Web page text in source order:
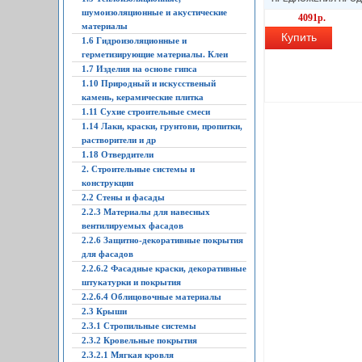
шумоизоляционные и акустические
материалы
1.6 Гидроизоляционные и
герметизирующие материалы. Клеи
1.7 Изделия на основе гипса
1.10 Природный и искусственый
камень, керамические плитка
1.11 Сухие строительные смеси
1.14 Лаки, краски, грунтови, пропитки,
растворители и др
1.18 Отвердители
2. Строительные системы и
конструкции
2.2 Стены и фасады
2.2.3 Материалы для навесных
вентилируемых фасадов
2.2.6 Защитно-декоративные покрытия
для фасадов
2.2.6.2 Фасадные краски, декоративные
штукатурки и покрытия
2.2.6.4 Облицовочные материалы
2.3 Крыши
2.3.1 Стропильные системы
2.3.2 Кровельные покрытия
2.3.2.1 Мягкая кровля
4091р.
Купить